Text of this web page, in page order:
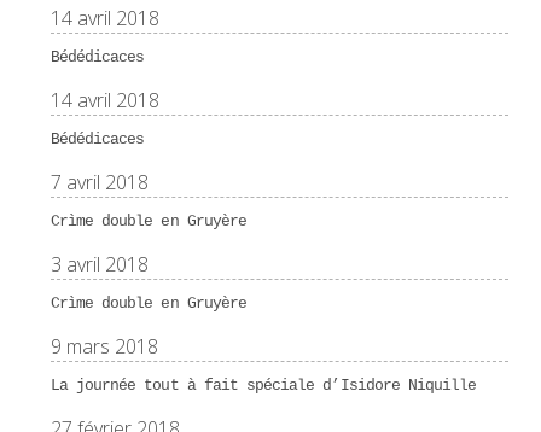
14 avril 2018
Bédédicaces
14 avril 2018
Bédédicaces
7 avril 2018
Crìme double en Gruyère
3 avril 2018
Crìme double en Gruyère
9 mars 2018
La journée tout à fait spéciale d’Isidore Niquille